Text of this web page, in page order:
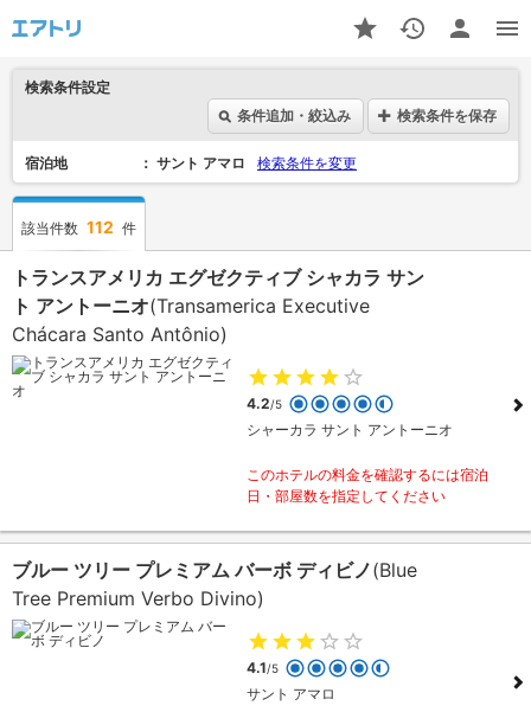
検索条件設定
条件追加・絞込み
検索条件を保存
宿泊地 サント アマロ 検索条件を変更
該当件数 112 件
トランスアメリカ エグゼクティブ シャカラ サン
ト アントーニオ(Transamerica Executive
Chácara Santo Antônio)
4.2/5
シャーカラ サント アントーニオ
このホテルの料金を確認するには宿泊
日・部屋数を指定してください
ブルー ツリー プレミアム バーボ ディビノ(Blue
Tree Premium Verbo Divino)
4.1/5
サント アマロ